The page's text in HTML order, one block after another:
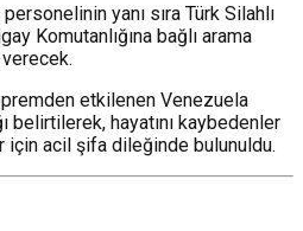
yanı sıra Türk Silahlı
Komutanlığına bağlı arama
etkilenen Venezuela
belirtilerek, hayatını kaybedenler
için acil şifa dileğinde bulunuldu.